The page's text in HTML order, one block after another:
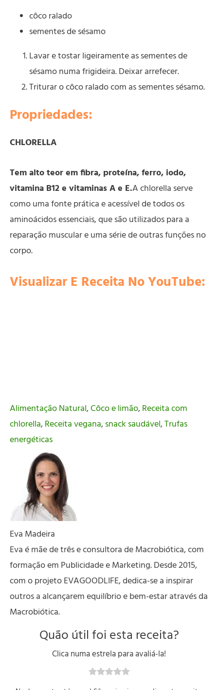
côco ralado
sementes de sésamo
Lavar e tostar ligeiramente as sementes de
sésamo numa frigideira. Deixar arrefecer.
Triturar o côco ralado com as sementes sésamo.
Propriedades:
CHLORELLA
Tem alto teor em fibra, proteína, ferro, iodo,
vitamina B12 e vitaminas A e E.A chlorella serve
como uma fonte prática e acessível de todos os
aminoácidos essenciais, que são utilizados para a
reparação muscular e uma série de outras funções no
corpo.
Visualizar E Receita No YouTube:
Alimentação Natural,Côco e limão,Receita com
chlorella,Receita vegana,snack saudável,Trufas
energéticas
Eva Madeira
Eva é mãe de três e consultora de Macrobiótica, com
formação em Publicidade e Marketing. Desde 2015,
com o projeto EVAGOODLIFE, dedica-se a inspirar
outros a alcançarem equilíbrio e bem-estar através da
Macrobiótica.
Quão útil foi esta receita?
Clica numa estrela para avaliá-la!